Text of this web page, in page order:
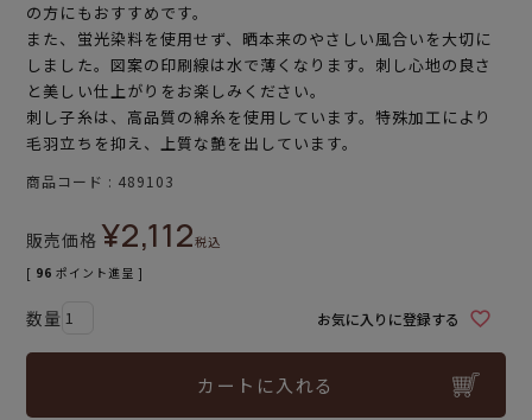
の方にもおすすめです。
また、蛍光染料を使用せず、晒本来のやさしい風合いを大切に
しました。図案の印刷線は水で薄くなります。刺し心地の良さ
と美しい仕上がりをお楽しみください。
刺し子糸は、高品質の綿糸を使用しています。特殊加工により
毛羽立ちを抑え、上質な艶を出しています。
商品コード 489103
販売価格 ¥2,112税込
[ 96 ポイント進呈 ]
お気に入りに登録する
カートに入れる